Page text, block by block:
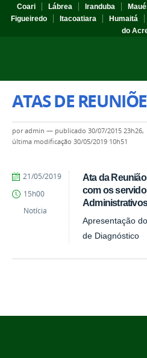
Coari
Lábrea Iranduba
Figueiredo
Itacoatiara Humaitá
do
ATAS DE
poradmin — publicado 30/07/2015 23h26,
última modificação 30/05/2019 10h51
Ata da
com os
Apresentação
de Diagnóstico
por
CMC
publicado
21/05/2019
15h00
Notícia